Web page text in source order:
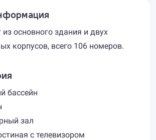
из основного здания и двух
корпусов, всего 106 номеров.
бассейн
зал
с телевизором